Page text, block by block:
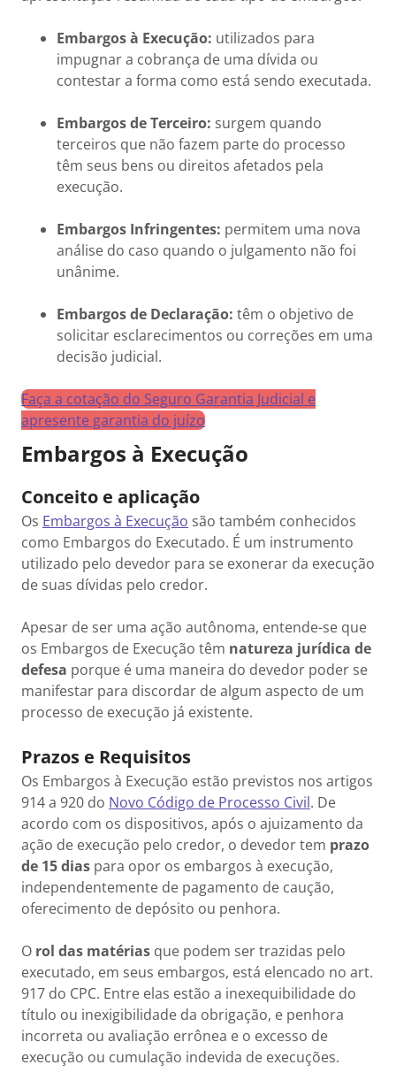
Embargos à Execução: utilizados para
impugnar a cobrança de uma dívida ou
contestar a forma como está sendo executada.
Embargos de Terceiro: surgem quando
terceiros que não fazem parte do processo
têm seus bens ou direitos afetados pela
execução.
Embargos Infringentes: permitem uma nova
análise do caso quando o julgamento não foi
unânime.
Embargos de Declaração: têm o objetivo de
solicitar esclarecimentos ou correções em uma
decisão judicial.
Faça a cotação do Seguro Garantia Judicial e
apresente garantia do juízo
Embargos à Execução
Conceito e aplicação
Os Embargos à Execução são também conhecidos
como Embargos do Executado. É um instrumento
utilizado pelo devedor para se exonerar da execução
de suas dívidas pelo credor.
Apesar de ser uma ação autônoma, entende-se que
os Embargos de Execução têm natureza jurídica de
defesa porque é uma maneira do devedor poder se
manifestar para discordar de algum aspecto de um
processo de execução já existente.
Prazos e Requisitos
Os Embargos à Execução estão previstos nos artigos
914 a 920 do Novo Código de Processo Civil. De
acordo com os dispositivos, após o ajuizamento da
ação de execução pelo credor, o devedor tem prazo
de 15 dias para opor os embargos à execução,
independentemente de pagamento de caução,
oferecimento de depósito ou penhora.
O rol das matérias que podem ser trazidas pelo
executado, em seus embargos, está elencado no art.
917 do CPC. Entre elas estão a inexequibilidade do
título ou inexigibilidade da obrigação, e penhora
incorreta ou avaliação errônea e o excesso de
execução ou cumulação indevida de execuções.